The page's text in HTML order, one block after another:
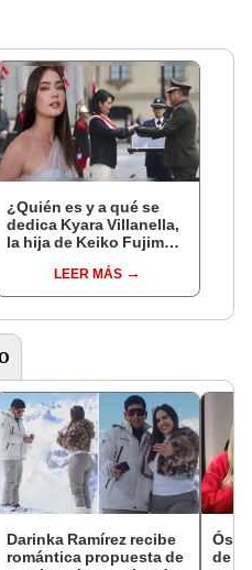
¿Quién es y a qué se
dedica Kyara Villanella,
la hija de Keiko Fujimori
nivel nacional?
LEER MÁS
Darinka Ramírez recibe
romántica propuesta de
de